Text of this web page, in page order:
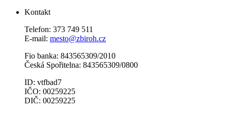
Kontakt
Telefon: 373 749 511
E-mail: mesto@zbiroh.cz
Fio banka: 843565309/2010
Česká Spořitelna: 843565309/0800
ID: vtfbad7
IČO: 00259225
DIČ: 00259225